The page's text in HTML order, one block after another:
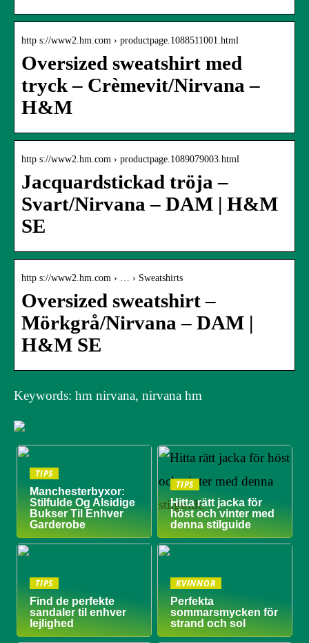
http s://www2.hm.com › productpage.1088511001.html
Oversized sweatshirt med
tryck – Crèmevit/Nirvana –
H&M
http s://www2.hm.com › productpage.1089079003.html
Jacquardstickad tröja –
Svart/Nirvana – DAM | H&M
SE
http s://www2.hm.com › … › Sweatshirts
Oversized sweatshirt –
Mörkgrå/Nirvana – DAM |
H&M SE
Keywords: hm nirvana, nirvana hm
TIPS
Manchesterbyxor:
Stilfulde Og Alsidige
Bukser Til Enhver
Garderobe
TIPS
Hitta rätt jacka för
höst och vinter med
denna stilguide
TIPS
Find de perfekte
sandaler til enhver
lejlighed
KVINNOR
Perfekta
sommarsmycken för
strand och sol